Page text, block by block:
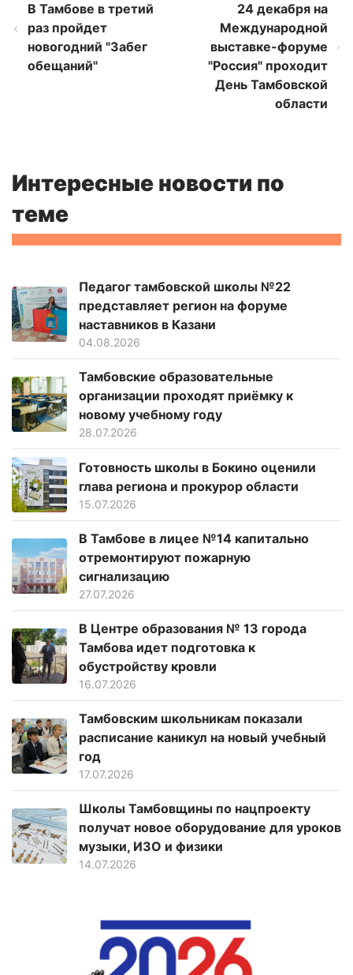
В Тамбове в третий
раз пройдет
новогодний "Забег
обещаний"
24 декабря на
Международной
выставке-форуме
"Россия" проходит
День Тамбовской
области
Интересные новости по
теме
Педагог тамбовской школы №22
представляет регион на форуме
наставников в Казани
04.08.2026
Тамбовские образовательные
организации проходят приёмку к
новому учебному году
28.07.2026
Готовность школы в Бокино оценили
глава региона и прокурор области
15.07.2026
В Тамбове в лицее №14 капитально
отремонтируют пожарную
сигнализацию
27.07.2026
В Центре образования № 13 города
Тамбова идет подготовка к
обустройству кровли
16.07.2026
Тамбовским школьникам показали
расписание каникул на новый учебный
год
17.07.2026
Школы Тамбовщины по нацпроекту
получат новое оборудование для уроков
музыки, ИЗО и физики
14.07.2026